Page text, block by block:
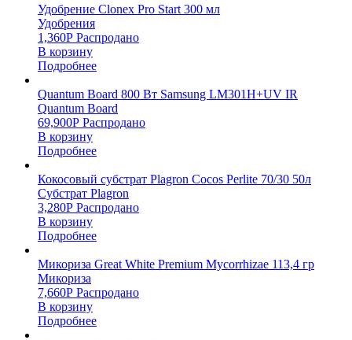
Удобрение Clonex Pro Start 300 мл
Удобрения
1,360Р Распродано
В корзину
Подробнее
Quantum Board 800 Вт Samsung LM301H+UV IR
Quantum Board
69,900Р Распродано
В корзину
Подробнее
Кокосовый субстрат Plagron Cocos Perlite 70/30 50л
Субстрат Plagron
3,280Р Распродано
В корзину
Подробнее
Микориза Great White Premium Mycorrhizae 113,4 гр
Микориза
7,660Р Распродано
В корзину
Подробнее